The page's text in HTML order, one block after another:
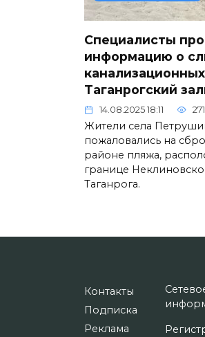
Специалисты
информацию о
Таганрогский
14.08.2025 18:11 271
Жители села
пожаловались на
районе пляжа,
границе
Таганрога.
Контакты
Подписка
Реклама